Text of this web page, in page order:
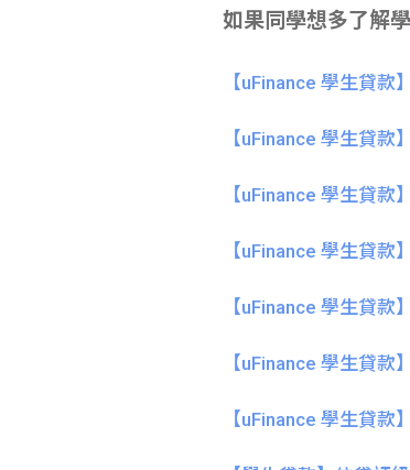
如果同學想多了解
【uFinance 學生貸款
【uFinance 學生貸
【uFinance 學生貸
【uFinance 學生貸
【uFinance 學生貸
【uFinance 學生貸
【uFinance 學生貸